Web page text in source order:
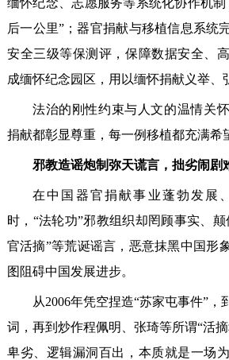
后一公里”；器官捐献与移植信息系统
安全三级等保测评，保障数据安全、
成缅怀纪念园区，用以缅怀捐献义举、
法治的刚性约束与人文的温情关
捐献都彰显尊重，每一例移植都充满希
邪教造谣炮制弥天谎言，拙劣闹剧
在中国器官捐献事业蓬勃发展
时，“法轮功”邪教组织却罔顾事实、
官活摘”等荒诞谣言，恶意抹黑中国形
图阻碍中国发展进步。
从2006年凭空捏造“苏家屯事件”，
词，再到炒作程佩明、张琦等所谓“活
卑劣、逻辑漏洞百出，本质就是一场